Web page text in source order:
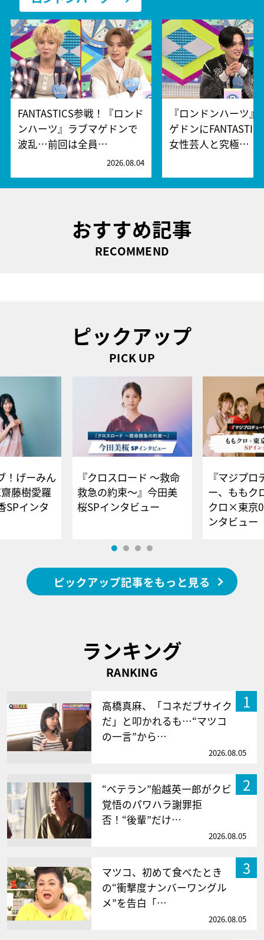
FANTASTICS参戦！『ロンド
ンハーツ』ラブマゲドンで
波乱…前回は全員…
2026.08.04
『ロンドンハーツ』
ゲドンに
女性芸人と究極…
おすすめ記事
RECOMMEND
ピックアップ
PICK UP
！げーみん
藤樹愛羅
SPインタ
『クロスロード ～救命
救急の約束～』今田美
桜SPインタビュー
『マジプロ
ー、ももク
クロ×東京
ンタビュー
ピックアップ記事をもっと見る
ランキング
RANKING
1
高橋真麻、「コネだブサイク
だ」と叩かれるも…“マツコ
の一言”から…
2026.08.05
2
“ベテラン”船越英一郎がクビ
覚悟のパワハラ謝罪拒
否！“後輩”だけ…
2026.08.05
3
マツコ、初めて食べたとき
の“衝撃度ナンバーワングル
メ”を告白「…
2026.08.05